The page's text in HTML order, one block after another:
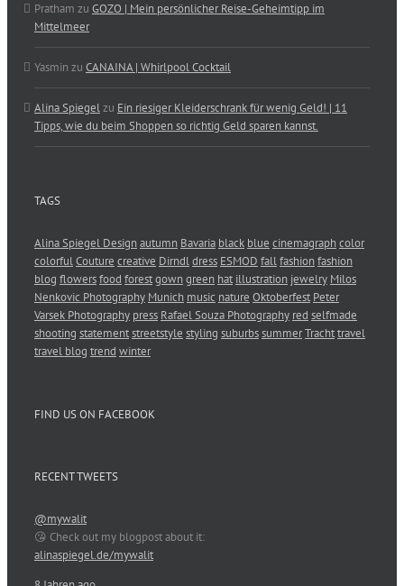
Pratham zu GOZO | Mein persönlicher Reise-Geheimtipp im
Mittelmeer
Yasmin zu CANAINA | Whirlpool Cocktail
Alina Spiegelzu Ein riesiger Kleiderschrank für wenig Geld! | 11
Tipps, wie du beim Shoppen so richtig Geld sparen kannst.
TAGS
Alina Spiegel Designautumn Bavaria black blue cinemagraphcolor
colorfulCouture creative Dirndldress ESMOD fallfashionfashion
blog flowersfood forestgowngreen hat illustration jewelry Milos
Nenkovic Photography Munich music nature Oktoberfest Peter
Varsek Photography press Rafael Souza Photography red selfmade
shooting statementstreetstyle styling suburbssummerTrachttravel
travel blog trend winter
FIND US ON FACEBOOK
RECENT TWEETS
@mywalit
😘 Check out my blogpost about it:
alinaspiegel.de/mywalit